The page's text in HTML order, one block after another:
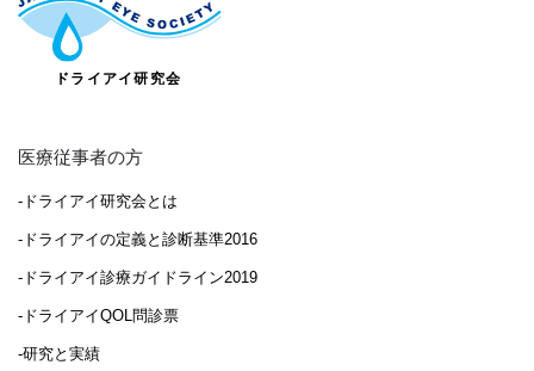
医療従事者の方
-ドライアイ研究会とは
-ドライアイの定義と診断基準2016
-ドライアイ診療ガイドライン2019
-ドライアイQOL問診票
-研究と実績